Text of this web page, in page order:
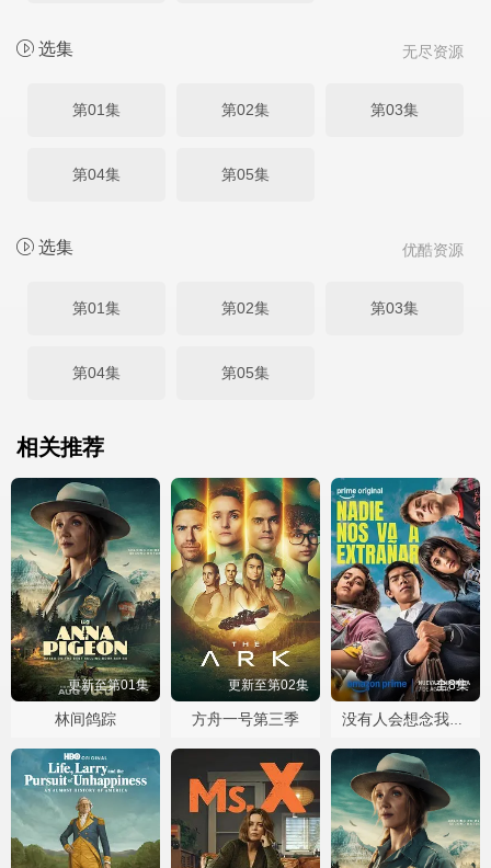
无尽资源
选集
第01集 第02集 第03集
第04集 第05集
优酷资源
选集
第01集 第02集 第03集
第04集 第05集
相关推荐
更新至第01集
林间鸽踪
更新至第02集
方舟一号第三季
全8集
没有人会想念我们第二季